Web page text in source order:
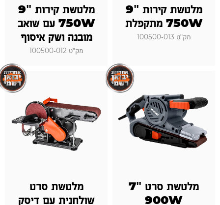
מלטשת קירות "9
750W מתקפלת
מק"ט 100500-013
מלטשת קירות "9
750W עם שואב
מובנה ושק איסוף
מק"ט 100500-012
מלטשת סרט "7
900W
מלטשת סרט
שולחנית עם דיסק